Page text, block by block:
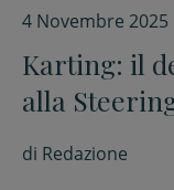
4 Novembre 2025
Karting: il
alla
di Redazione